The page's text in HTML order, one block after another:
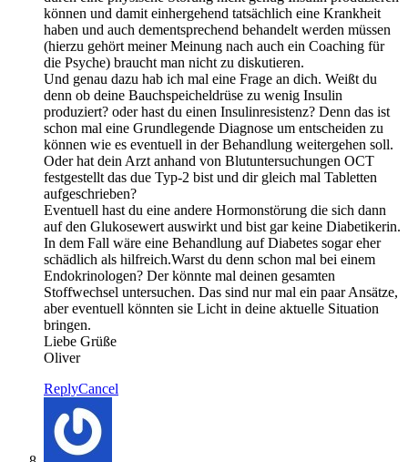
können und damit einhergehend tatsächlich eine Krankheit
haben und auch dementsprechend behandelt werden müssen
(hierzu gehört meiner Meinung nach auch ein Coaching für
die Psyche) braucht man nicht zu diskutieren.
Und genau dazu hab ich mal eine Frage an dich. Weißt du
denn ob deine Bauchspeicheldrüse zu wenig Insulin
produziert? oder hast du einen Insulinresistenz? Denn das ist
schon mal eine Grundlegende Diagnose um entscheiden zu
können wie es eventuell in der Behandlung weitergehen soll.
Oder hat dein Arzt anhand von Blutuntersuchungen OCT
festgestellt das due Typ-2 bist und dir gleich mal Tabletten
aufgeschrieben?
Eventuell hast du eine andere Hormonstörung die sich dann
auf den Glukosewert auswirkt und bist gar keine Diabetikerin.
In dem Fall wäre eine Behandlung auf Diabetes sogar eher
schädlich als hilfreich.Warst du denn schon mal bei einem
Endokrinologen? Der könnte mal deinen gesamten
Stoffwechsel untersuchen. Das sind nur mal ein paar Ansätze,
aber eventuell könnten sie Licht in deine aktuelle Situation
bringen.
Liebe Grüße
Oliver
ReplyCancel